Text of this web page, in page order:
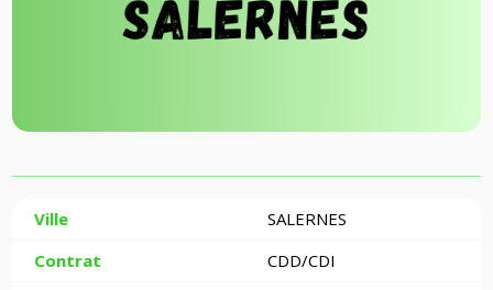
Ville
SALERNES
Contrat
CDD/CDI